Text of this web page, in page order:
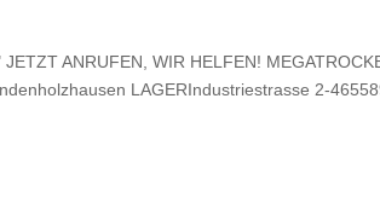
ANRUFEN, WIR HELFEN!
LAGERIndustriestrasse 2-